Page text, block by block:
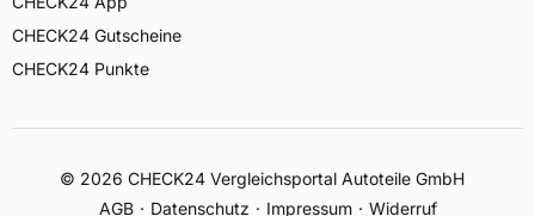
CHECK24 Gutscheine
CHECK24 Punkte
© 2026 CHECK24 Vergleichsportal Autoteile GmbH
AGB
Datenschutz Impressum Widerruf